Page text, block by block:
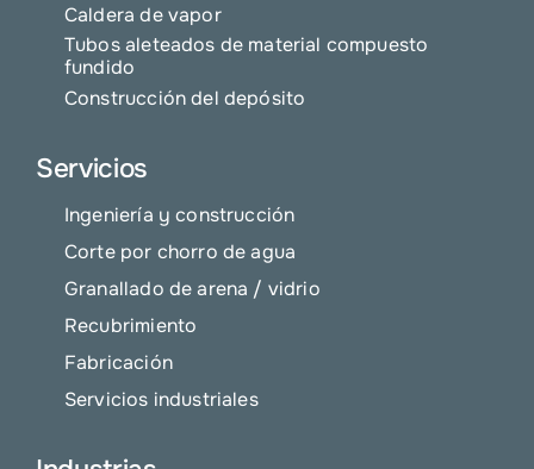
Caldera de vapor
Tubos aleteados de material compuesto
fundido
Construcción del depósito
Servicios
Ingeniería y construcción
Corte por chorro de agua
Granallado de arena / vidrio
Recubrimiento
Fabricación
Servicios industriales